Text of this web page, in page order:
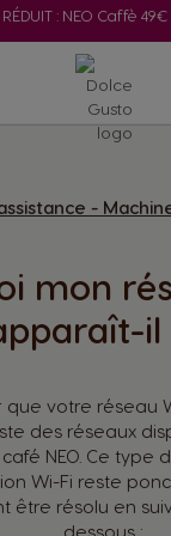
RÉDUIT : NEO Caffè
-
mon
il
votre réseau
des réseaux
NEO. Ce type
Wi-Fi reste
être résolu en
dessous :